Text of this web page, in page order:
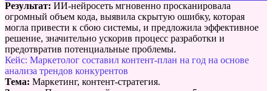
Результат: ИИ-нейросеть мгновенно просканировала
огромный объем кода, выявила скрытую ошибку, которая
могла привести к сбою системы, и предложила эффективное
решение, значительно ускорив процесс разработки и
предотвратив потенциальные проблемы.
Кейс: Маркетолог составил контент-план на год на основе
анализа трендов конкурентов
Тема: Маркетинг, контент-стратегия.